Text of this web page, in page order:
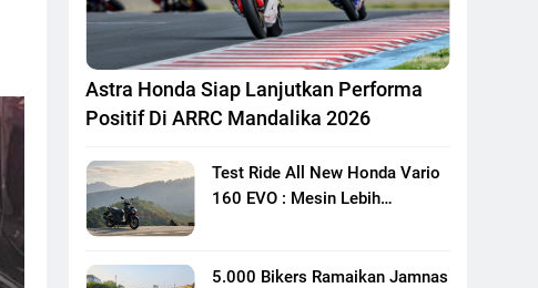
Astra Honda Siap Lanjutkan Performa
Positif Di ARRC Mandalika 2026
Test Ride All New Honda Vario
160 EVO : Mesin Lebih
5.000 Bikers Ramaikan Jamnas